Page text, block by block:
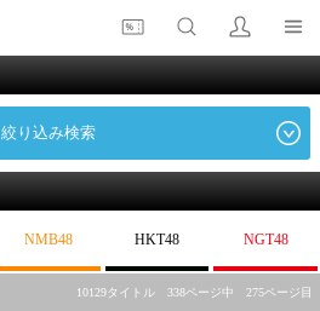
絞り込み検索
NMB48 HKT48 NGT48
10129タイトル 338ページ中 275ページ目